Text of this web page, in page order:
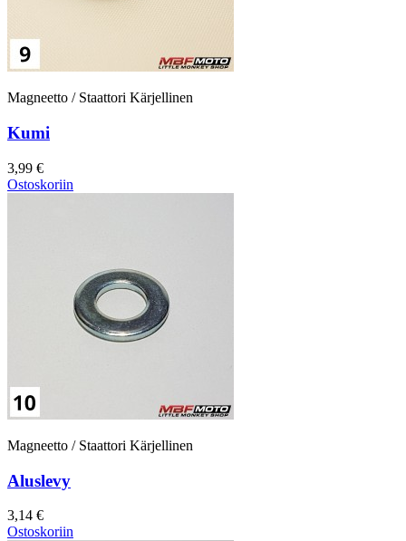
Magneetto / Staattori Kärjellinen
Kumi
3,99 €
Ostoskoriin
Magneetto / Staattori Kärjellinen
Aluslevy
3,14 €
Ostoskoriin